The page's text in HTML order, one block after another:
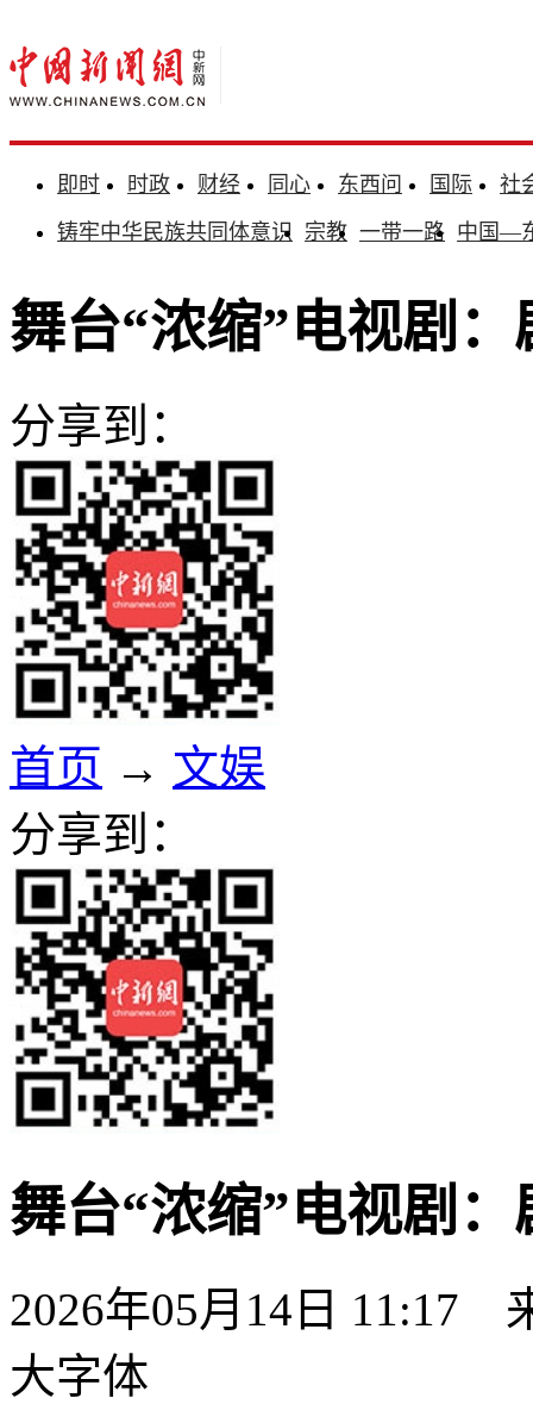
即时 时政 财经 同心 东西问 国际
社
铸牢中华民族共同体意识 宗教 一带一路 中国—
舞台“浓缩”电视剧
分享到：
首页 → 文娱
分享到：
舞台“浓缩”电视剧
2026年05月14日 11:17
大字体